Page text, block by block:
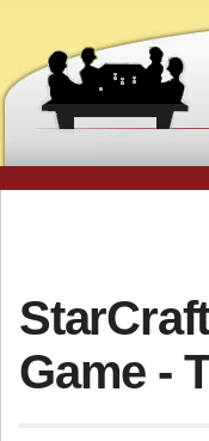
Game -